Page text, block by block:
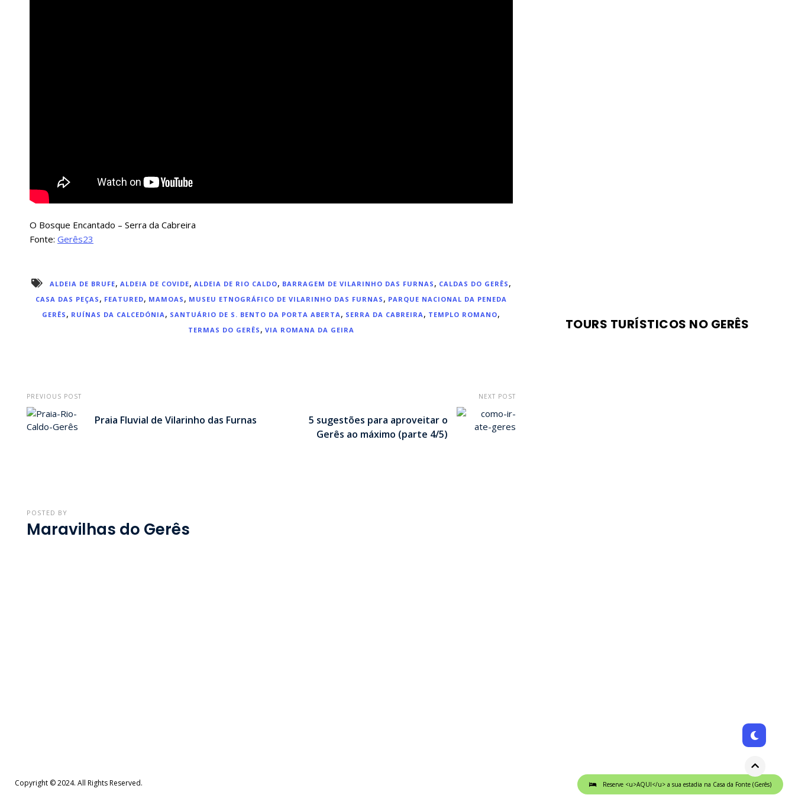
Reserve <u>AQUI</u> a sua estadia na Casa da Fonte (Gerês)
O Bosque Encantado – Serra da Cabreira
Fonte: Gerês23
ALDEIA DE BRUFE, ALDEIA DE COVIDE, ALDEIA DE RIO CALDO, BARRAGEM DE VILARINHO DAS FURNAS , CALDAS DO GERÊS ,
CASA DAS PEÇAS , FEATURED, MAMOAS , MUSEU ETNOGRÁFICO DE VILARINHO DAS FURNAS , PARQUE NACIONAL DA PENEDA
GERÊS , RUÍNAS DA CALCEDÓNIA , SANTUÁRIO DE S. BENTO DA PORTA ABERTA , SERRA DA CABREIRA , TEMPLO ROMANO,
TERMAS DO GERÊS , VIA ROMANA DA GEIRA
PREVIOUS POST
Praia Fluvial de Vilarinho das Furnas
NEXT POST
5 sugestões para aproveitar o
Gerês ao máximo (parte 4/5)
POSTED BY
Maravilhas do Gerês
TOURS TURÍSTICOS NO GERÊS
Copyright © 2024. All Rights Reserved. Designed byVineThemes